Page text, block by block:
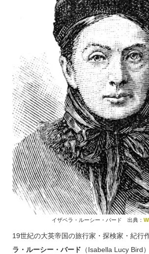
イザベラ・ルーシー・バード 出典：
19世紀の大英帝国の旅行家・探検家・紀行
ラ・ルーシー・バード （Isabella Lucy Bird